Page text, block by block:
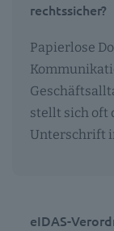
rechtssicher?
Papierlose
stellt sich oft
Unterschrift
eIDAS-